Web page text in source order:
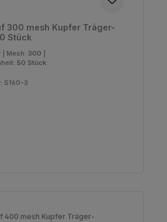
300 mesh Kupfer Träger-
Stück
Mesh: 300
50 Stück
S160-3